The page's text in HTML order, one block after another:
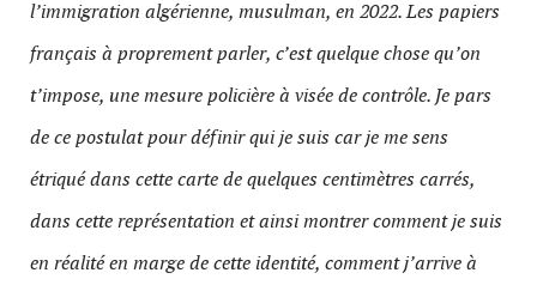
l’immigration algérienne, musulman, en 2022. Les papiers
français à proprement parler, c’est quelque chose qu’on
t’impose, une mesure policière à visée de contrôle. Je pars
de ce postulat pour définir qui je suis car je me sens
étriqué dans cette carte de quelques centimètres carrés,
dans cette représentation et ainsi montrer comment je suis
en réalité en marge de cette identité, comment j’arrive à